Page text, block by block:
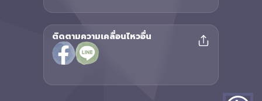
ติดตามความเคลื่อนไหวอื่น